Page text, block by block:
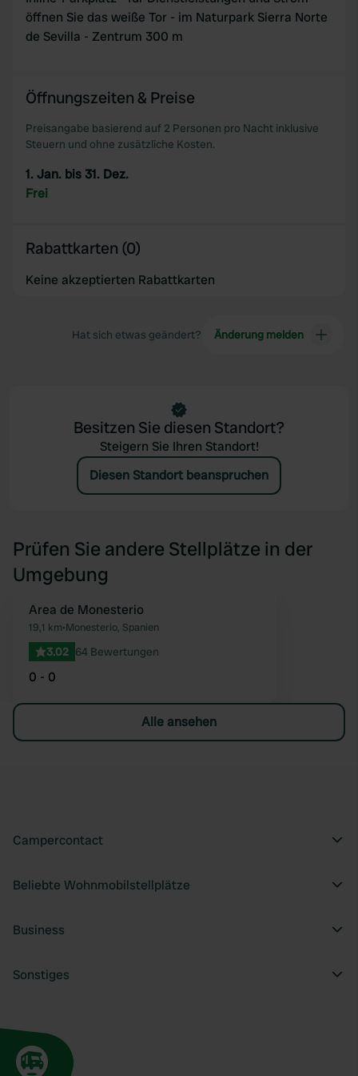
öffnen Sie das weiße Tor - im Naturpark Sierra Norte
de Sevilla - Zentrum 300 m
Öffnungszeiten & Preise
Preisangabe basierend auf 2 Personen pro Nacht inklusive
Steuern und ohne zusätzliche Kosten.
1. Jan. bis 31. Dez.
Frei
Rabattkarten (0)
Keine akzeptierten Rabattkarten
Hat sich etwas geändert? Änderung melden
Besitzen Sie diesen Standort?
Steigern Sie Ihren Standort!
Diesen Standort beanspruchen
Prüfen Sie andere Stellplätze in der
Umgebung
Area de Monesterio
19,1 km•Monesterio, Spanien
3.02 64 Bewertungen
0 - 0
Alle ansehen
Campercontact
Beliebte Wohnmobilstellplätze
Business
Sonstiges